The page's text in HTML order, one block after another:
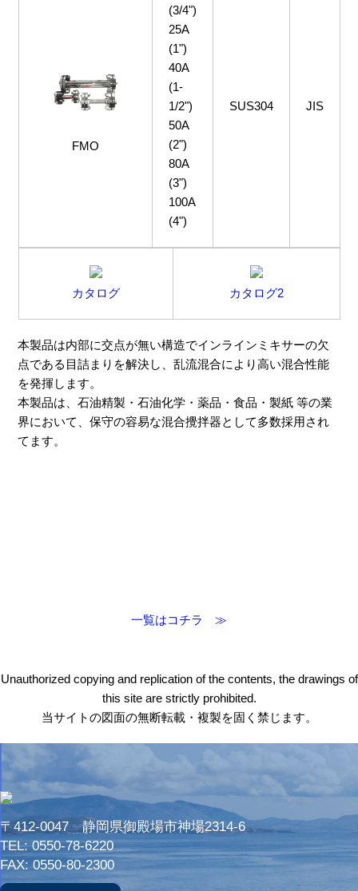
FMO
(3/4")
25A
(1")
40A
(1-
1/2")
50A
(2")
80A
(3")
100A
(4")
SUS304 JIS
カタログ カタログ2
本製品は内部に交点が無い構造でインラインミキサーの欠
点である目詰まりを解決し、乱流混合により高い混合性能
を発揮します。
本製品は、石油精製・石油化学・薬品・食品・製紙 等の業
界において、保守の容易な混合攪拌器として多数採用され
てます。
一覧はコチラ ≫
Unauthorized copying and replication of the contents, the drawings of
this site are strictly prohibited.
当サイトの図面の無断転載・複製を固く禁じます。
〒412-0047 静岡県御殿場市神場2314-6
TEL:0550-78-6220
FAX: 0550-80-2300